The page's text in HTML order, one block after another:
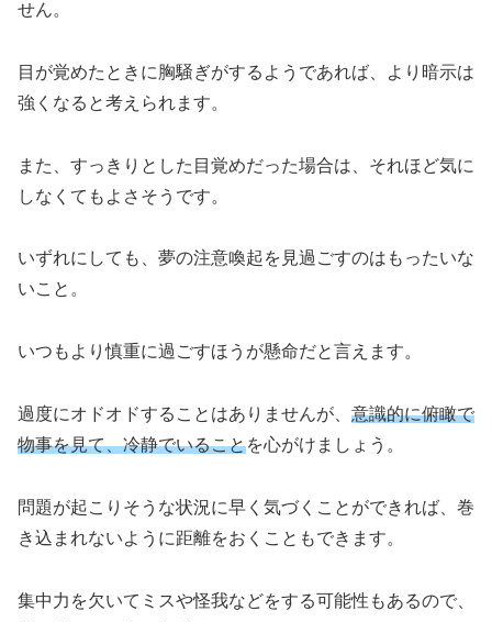
せん。
目が覚めたときに胸騒ぎがするようであれば、より暗示は
強くなると考えられます。
また、すっきりとした目覚めだった場合は、それほど気に
しなくてもよさそうです。
いずれにしても、夢の注意喚起を見過ごすのはもったいな
いこと。
いつもより慎重に過ごすほうが懸命だと言えます。
過度にオドオドすることはありませんが、 意識的に俯瞰で
物事を見て、冷静でいることを心がけましょう。
問題が起こりそうな状況に早く気づくことができれば、巻
き込まれないように距離をおくこともできます。
集中力を欠いてミスや怪我などをする可能性もあるので、